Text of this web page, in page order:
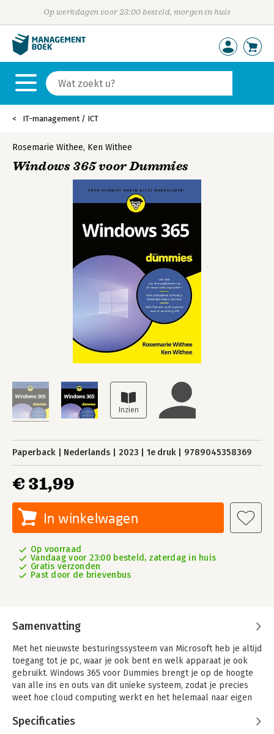
Op werkdagen voor 23:00 besteld, morgen in huis
IT-management / ICT
Rosemarie Withee, Ken Withee
Windows 365 voor Dummies
Paperback Nederlands 2023 1e druk 9789045358369
€ 31,99
In winkelwagen
Op voorraad
Vandaag voor 23:00 besteld, zaterdag in huis
Gratis verzonden
Past door de brievenbus
Samenvatting
Met het nieuwste besturingssysteem van Microsoft heb je altijd
toegang tot je pc, waar je ook bent en welk apparaat je ook
gebruikt. Windows 365 voor Dummies brengt je op de hoogte
van alle ins en outs van dit unieke systeem, zodat je precies
weet hoe cloud computing werkt en het helemaal naar eigen
Zo werk je flexibeler en productiever vanaf elke locatie, deel
Specificaties